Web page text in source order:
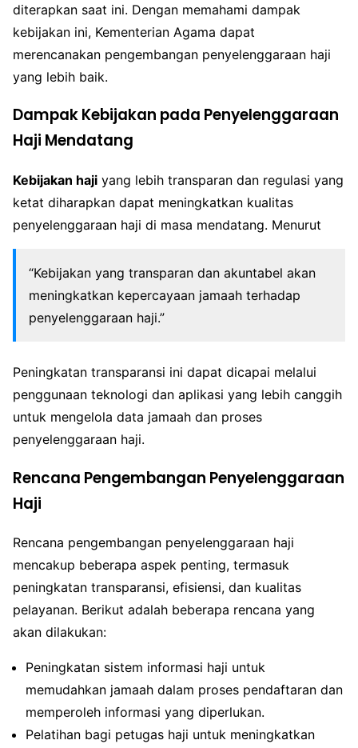
diterapkan saat ini. Dengan memahami dampak
kebijakan ini, Kementerian Agama dapat
merencanakan pengembangan penyelenggaraan haji
yang lebih baik.
Dampak Kebijakan pada Penyelenggaraan
Haji Mendatang
Kebijakan haji yang lebih transparan dan regulasi yang
ketat diharapkan dapat meningkatkan kualitas
penyelenggaraan haji di masa mendatang. Menurut
“Kebijakan yang transparan dan akuntabel akan
meningkatkan kepercayaan jamaah terhadap
penyelenggaraan haji.”
Peningkatan transparansi ini dapat dicapai melalui
penggunaan teknologi dan aplikasi yang lebih canggih
untuk mengelola data jamaah dan proses
penyelenggaraan haji.
Rencana Pengembangan Penyelenggaraan
Haji
Rencana pengembangan penyelenggaraan haji
mencakup beberapa aspek penting, termasuk
peningkatan transparansi, efisiensi, dan kualitas
pelayanan. Berikut adalah beberapa rencana yang
akan dilakukan:
Peningkatan sistem informasi haji untuk
memudahkan jamaah dalam proses pendaftaran dan
memperoleh informasi yang diperlukan.
Pelatihan bagi petugas haji untuk meningkatkan